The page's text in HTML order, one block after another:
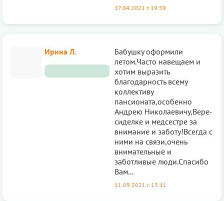
17.04.2021 г. 19:59
Ирина Л.
Бабушку оформили
летом.Часто навещаем и
хотим выразить
благодарность всему
коллективу
пансионата,особенно
Андрею Николаевичу,Вере-
сиделке и медсестре за
внимание и заботу!Всегда с
ними на связи,очень
внимательные и
заботливые люди.Спасибо
Вам...
11.09.2021 г. 13:11